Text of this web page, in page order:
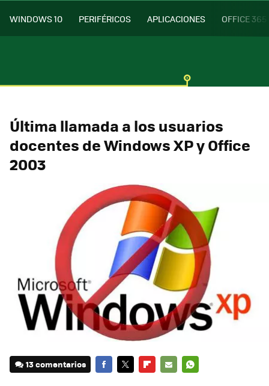
WINDOWS 10 PERIFÉRICOS APLICACIONES OFFICE 365
Última llamada a los usuarios
docentes de Windows XP y Office
2003
13 comentarios